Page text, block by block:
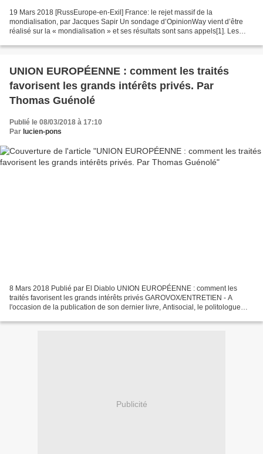
19 Mars 2018 [RussEurope-en-Exil] France: le rejet massif de la
mondialisation, par Jacques Sapir Un sondage d’OpinionWay vient d’être
réalisé sur la « mondialisation » et ses résultats sont sans appels[1]. Les
UNION EUROPÉENNE : comment les traités
favorisent les grands intérêts privés. Par
Thomas Guénolé
Publié le 08/03/2018 à 17:10
Par lucien-pons
8 Mars 2018 Publié par El Diablo UNION EUROPÉENNE : comment les
traités favorisent les grands intérêts privés GAROVOX/ENTRETIEN - A
l'occasion de la publication de son dernier livre, Antisocial, le politologue
Publicité